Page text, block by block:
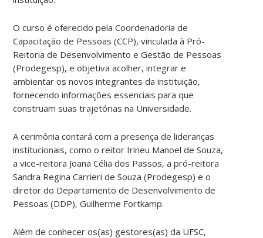
O curso é oferecido pela Coordenadoria de
Capacitação de Pessoas (CCP), vinculada à Pró-
Reitoria de Desenvolvimento e Gestão de Pessoas
(Prodegesp), e objetiva acolher, integrar e
ambientar os novos integrantes da instituição,
fornecendo informações essenciais para que
construam suas trajetórias na Universidade.
A cerimônia contará com a presença de lideranças
institucionais, como o reitor Irineu Manoel de Souza,
a vice-reitora Joana Célia dos Passos, a pró-reitora
Sandra Regina Carrieri de Souza (Prodegesp) e o
diretor do Departamento de Desenvolvimento de
Pessoas (DDP), Guilherme Fortkamp.
Além de conhecer os(as) gestores(as) da UFSC,